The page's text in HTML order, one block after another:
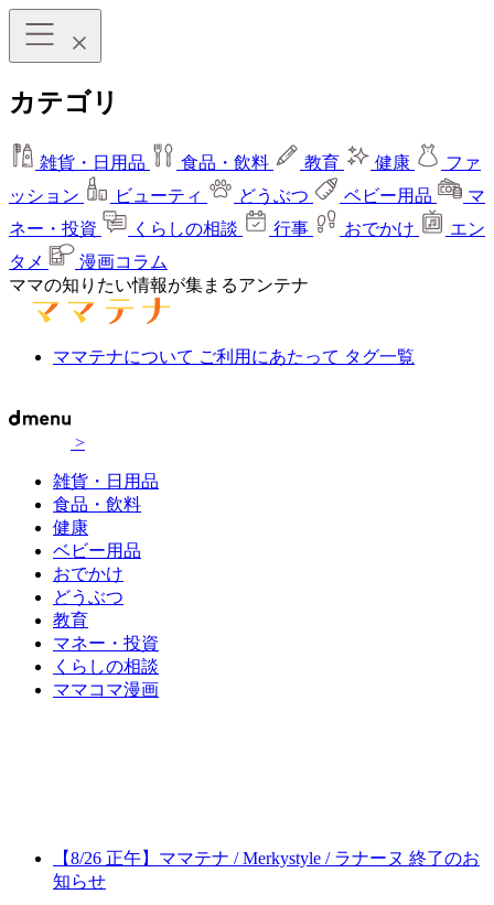
カテゴリ
雑貨・日用品 食品・飲料 教育 健康
ファ
ッション
ビューティ どうぶつ ベビー用品
マ
ネー・投資
くらしの相談 行事 おでかけ
エン
タメ
漫画コラム
ママの知りたい情報が集まるアンテナ
ママテナについて ご利用にあたって タグ一覧
>
雑貨・日用品
食品・飲料
健康
ベビー用品
おでかけ
どうぶつ
教育
マネー・投資
くらしの相談
ママコマ漫画
【8/26 正午】ママテナ / Merkystyle / ラナーヌ 終了のお
知らせ